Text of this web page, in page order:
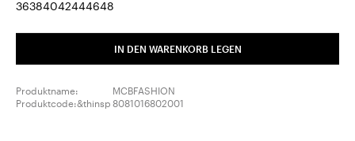
36Größe:
38Größe:
40Größe:
42Größe:
44Größe:
46Größe:
48Größe:
IN DEN WARENKORB LEGEN
Produktname:
MCBFASHION
Produktcode:&thinsp 8081016802001